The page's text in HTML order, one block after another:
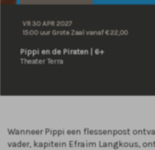
Pippi en de Piraten | 6+
Theater Terra
VR 30 APR 2027
15:00 uur Grote Zaal vanaf € 22,00
Wanneer Pippi een flessenpost
vader, kapitein Efraïm Langkous,